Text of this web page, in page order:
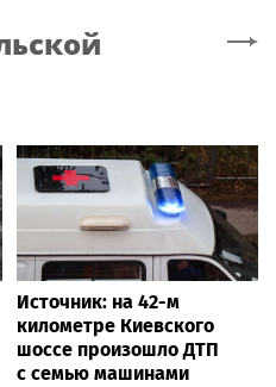
Источник: на 42-м
километре Киевского
шоссе произошло ДТП
с семью машинами